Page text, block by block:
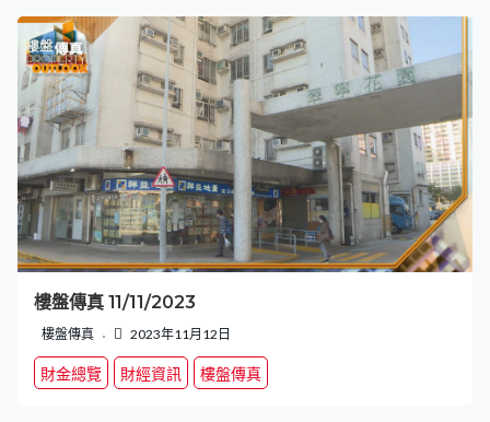
樓盤傳真 11/11/2023
樓盤傳真 2023年11月12日
財金總覽 財經資訊 樓盤傳真